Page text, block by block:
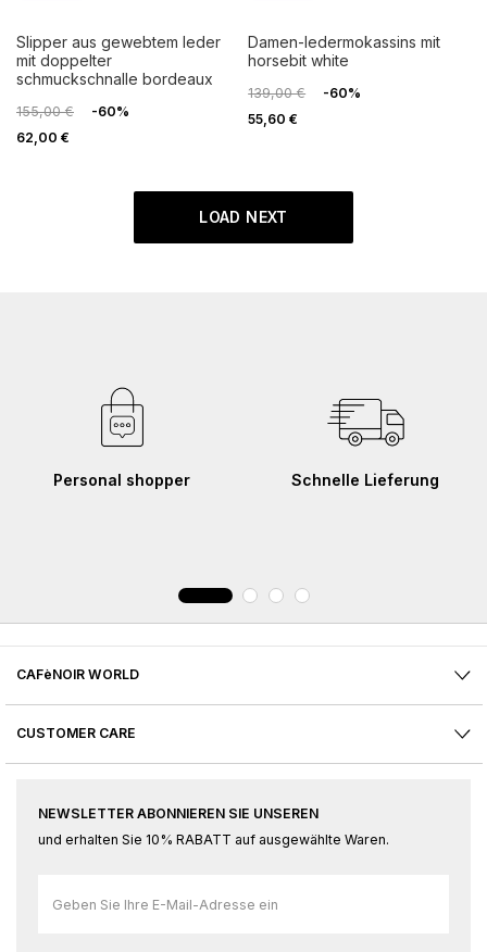
slipper aus gewebtem leder
mit doppelter
schmuckschnalle bordeaux
155,00 €
-60%
62,00 €
damen-ledermokassins mit
horsebit white
139,00 €
-60%
55,60 €
LOAD NEXT
Personal shopper Schnelle Lieferung
CAFèNOIR WORLD
CUSTOMER CARE
NEWSLETTER ABONNIEREN SIE UNSEREN
und erhalten Sie 10% RABATT auf ausgewählte Waren.